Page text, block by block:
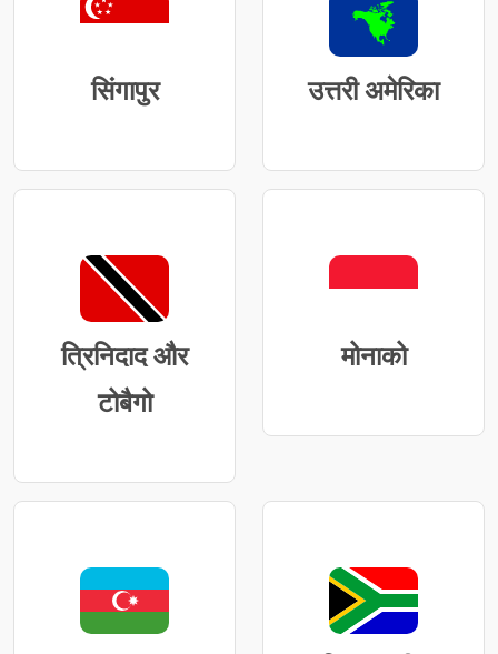
सिंगापुर उत्तरी अमेरिका
त्रिनिदाद और
टोबैगो
मोनाको